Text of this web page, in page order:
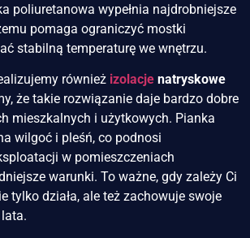
poliuretanowa wypełnia najdrobniejsze
pomaga ograniczyć mostki
stabilną temperaturę we wnętrzu.
również izolacje natryskowe
że takie rozwiązanie daje bardzo dobre
mieszkalnych i użytkowych. Pianka
wilgoć i pleśń, co podnosi
w pomieszczeniach
warunki. To ważne, gdy zależy Ci
tylko działa, ale też zachowuje swoje